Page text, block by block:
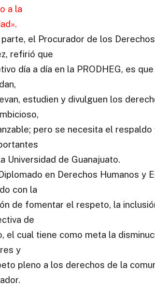
a la
parte, el Procurador de los
refirió que
día a día en la PRODHEG, es
estudien y divulguen los
pero se necesita el
Universidad de Guanajuato.
en Derechos Humanos y
con la
de fomentar el respeto, la
de
el cual tiene como meta la
y
pleno a los derechos de la